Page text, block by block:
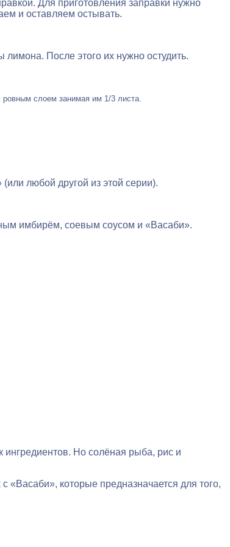
Для приготовления заправки нужно
и оставляем остывать.
После этого их нужно остудить.
ровным слоем занимая им 1/3 листа.
любой другой из этой серии).
имбирём, соевым соусом и «Васаби».
ингредиентов. Но солёная рыба, рис и
«Васаби», которые предназначается для того,